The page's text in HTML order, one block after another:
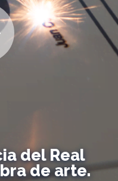
del Real
de arte.